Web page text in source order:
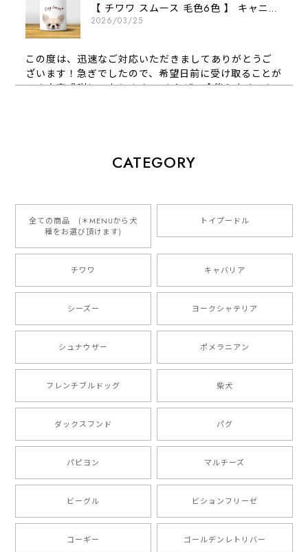
【 チワワ スムース 毛色6色 】 キャニスター 保存容器 お家用 プレゼント 犬 ペット うちの子 犬グッズ
2026/03/25
この度は、迅速なご対応いただきましてありがとうご
ざいます！急ぎでしたので、希望日前に受け取ることが
でき大変感謝しております！ またぜひ今後ともよろし
2026/01/16
とっても可愛くて、わんちゃんの名前や電話番号も分か
りやすくて最高です！ ありがとうございました❁⃘*.ﾟ
ご縁がありましたら、またよろしくお願いいたします。
【 自然に囲まれた ダックスフンド 】 キャニスター 保存容器 お家用 プレゼント 犬 ペット うちの子 犬グッズ
【 ボーダーコリー 水彩画風 毛色4色 】 手帳 スマホケース 犬 うちの子 iPhone & Android
ったです。 ご連絡が取りづらい点だけ少し不安になり
ましたが、商品の素敵さでチャラです。 本当に可愛
い。ありがとうございます。
2024/10/28
CATEGORY
全ての商品 (＊MENUから犬
種をお選び頂けます)
トイプードル
チワワ キャバリア
シーズー ヨークシャテリア
シュナウザー ポメラニアン
フレンチブルドッグ 柴犬
ダックスフンド パグ
パピヨン マルチーズ
ビーグル ビションフリーゼ
コーギー ゴールデンレトリバー